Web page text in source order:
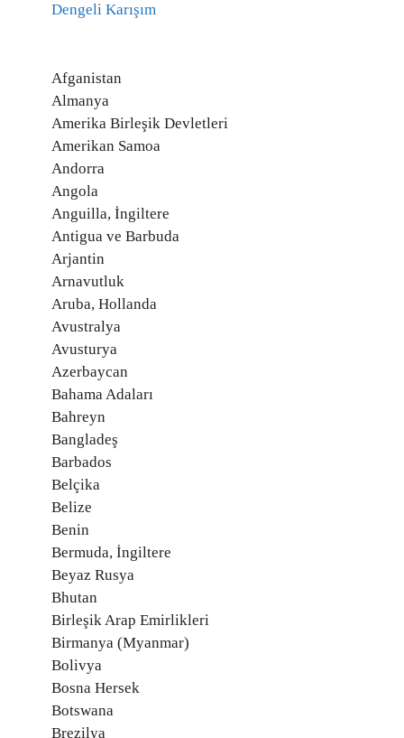
Dengeli Karışım
Afganistan
Almanya
Amerika Birleşik Devletleri
Amerikan Samoa
Andorra
Angola
Anguilla, İngiltere
Antigua ve Barbuda
Arjantin
Arnavutluk
Aruba, Hollanda
Avustralya
Avusturya
Azerbaycan
Bahama Adaları
Bahreyn
Bangladeş
Barbados
Belçika
Belize
Benin
Bermuda, İngiltere
Beyaz Rusya
Bhutan
Birleşik Arap Emirlikleri
Birmanya (Myanmar)
Bolivya
Bosna Hersek
Botswana
Brezilya